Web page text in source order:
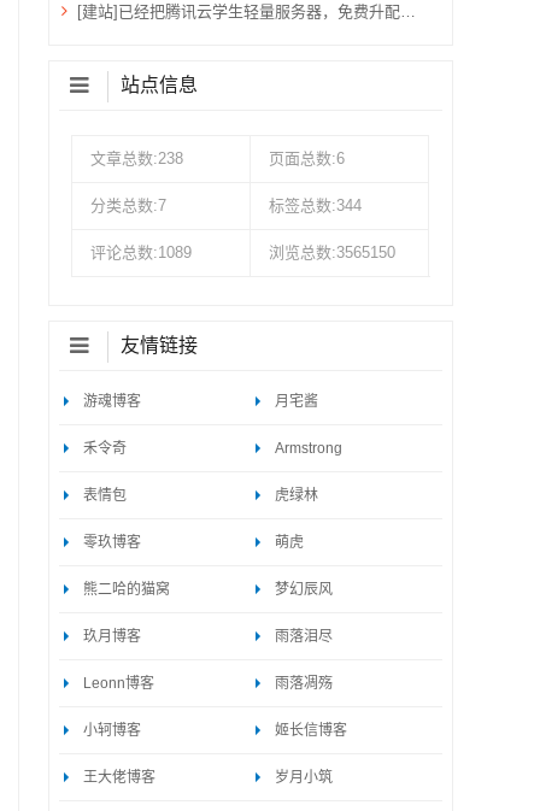
[建站]已经把腾讯云学生轻量服务器，免费升配到：2核心、4G内存、6M带宽、80G硬盘、1200G流量
站点信息
文章总数:238 页面总数:6
分类总数:7 标签总数:344
评论总数:1089 浏览总数:3565150
友情链接
游魂博客 月宅酱
禾令奇 Armstrong
表情包 虎绿林
零玖博客 萌虎
熊二哈的猫窝 梦幻辰风
玖月博客 雨落泪尽
Leonn博客 雨落凋殇
小轲博客 姬长信博客
王大佬博客 岁月小筑